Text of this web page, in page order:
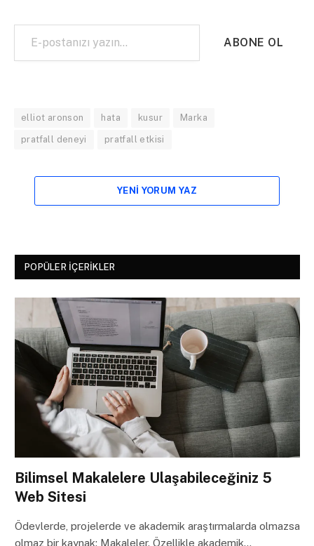
E-postanızı yazın…
ABONE OL
elliot aronson hata kusur Marka
pratfall deneyi pratfall etkisi
YENI YORUM YAZ
POPÜLER İÇERIKLER
Bilimsel Makalelere Ulaşabileceğiniz 5
Web Sitesi
Ödevlerde, projelerde ve akademik araştırmalarda olmazsa
olmaz bir kaynak: Makaleler. Özellikle akademik…